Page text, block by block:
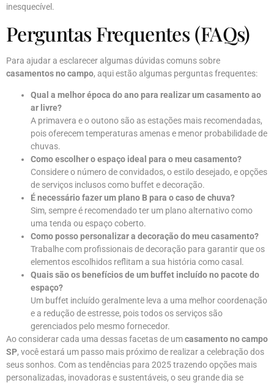
inesquecível.
Perguntas Frequentes (FAQs)
Para ajudar a esclarecer algumas dúvidas comuns sobre
casamentos no campo, aqui estão algumas perguntas frequentes:
Qual a melhor época do ano para realizar um casamento ao
ar livre?
A primavera e o outono são as estações mais recomendadas,
pois oferecem temperaturas amenas e menor probabilidade de
chuvas.
Como escolher o espaço ideal para o meu casamento?
Considere o número de convidados, o estilo desejado, e opções
de serviços inclusos como buffet e decoração.
É necessário fazer um plano B para o caso de chuva?
Sim, sempre é recomendado ter um plano alternativo como
uma tenda ou espaço coberto.
Como posso personalizar a decoração do meu casamento?
Trabalhe com profissionais de decoração para garantir que os
elementos escolhidos reflitam a sua história como casal.
Quais são os benefícios de um buffet incluído no pacote do
espaço?
Um buffet incluído geralmente leva a uma melhor coordenação
e a redução de estresse, pois todos os serviços são
gerenciados pelo mesmo fornecedor.
Ao considerar cada uma dessas facetas de umcasamento no campo
SP, você estará um passo mais próximo de realizar a celebração dos
seus sonhos. Com as tendências para 2025 trazendo opções mais
personalizadas, inovadoras e sustentáveis, o seu grande dia se